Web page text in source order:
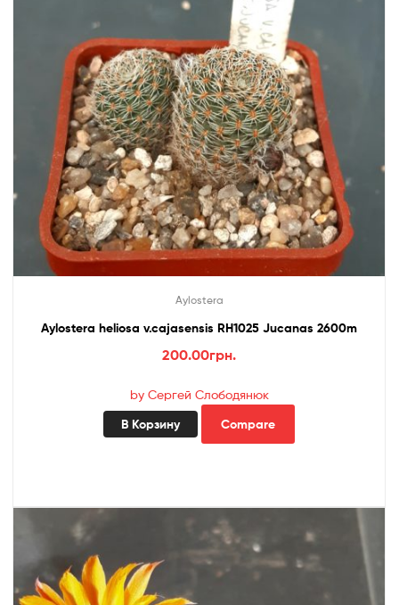
Aylostera
Aylostera heliosa v.cajasensis RH1025 Jucanas 2600m
200.00грн.
by Сергей Слободянюк
В Корзину Compare